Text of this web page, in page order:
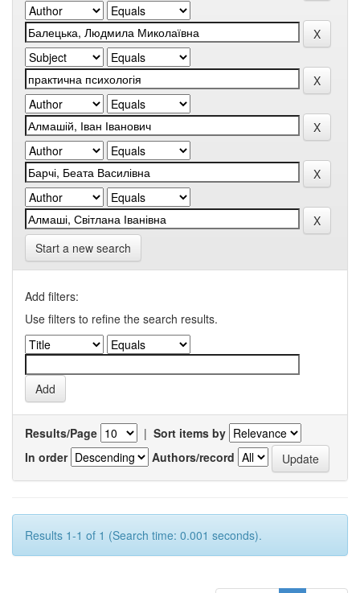
Start a new search
Add filters:
Use filters to refine the search results.
Results/Page | Sort items by
In order
Authors/record
Results 1-1 of 1 (Search time: 0.001 seconds).